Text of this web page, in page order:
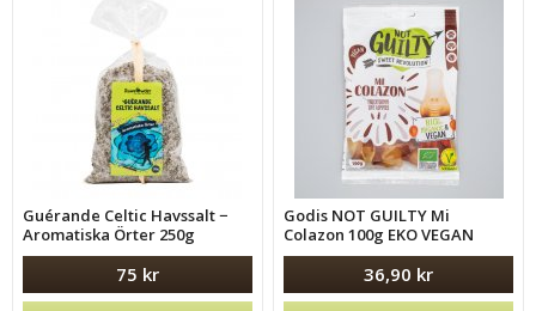
Guérande Celtic Havssalt −
Aromatiska Örter 250g
75 kr
Godis NOT GUILTY Mi
Colazon 100g EKO VEGAN
36,90 kr